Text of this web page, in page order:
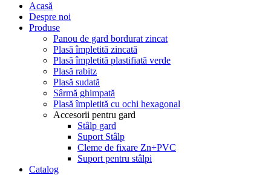
Acasă
Despre noi
Produse
Panou de gard bordurat zincat
Plasă împletită zincată
Plasă împletită plastifiată verde
Plasă rabitz
Plasă sudată
Sârmă ghimpată
Plasă împletită cu ochi hexagonal
Accesorii pentru gard
Stâlp gard
Suport Stâlp
Cleme de fixare Zn+PVC
Suport pentru stâlpi
Catalog